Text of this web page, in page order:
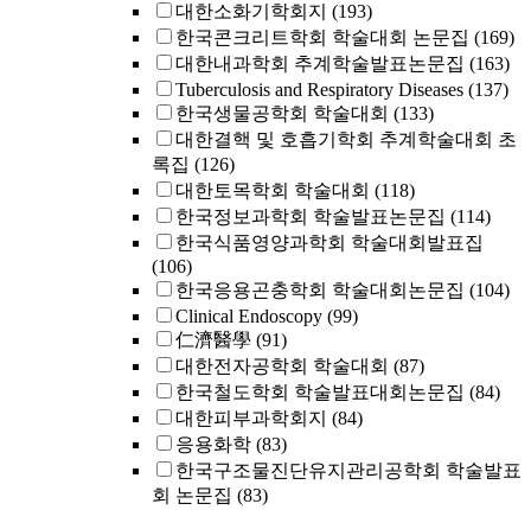
대한소화기학회지 (193)
한국콘크리트학회 학술대회 논문집 (169)
대한내과학회 추계학술발표논문집 (163)
Tuberculosis and Respiratory Diseases (137)
한국생물공학회 학술대회 (133)
대한결핵 및 호흡기학회 추계학술대회 초
록집 (126)
대한토목학회 학술대회 (118)
한국정보과학회 학술발표논문집 (114)
한국식품영양과학회 학술대회발표집
(106)
한국응용곤충학회 학술대회논문집 (104)
Clinical Endoscopy (99)
仁濟醫學 (91)
대한전자공학회 학술대회 (87)
한국철도학회 학술발표대회논문집 (84)
대한피부과학회지 (84)
응용화학 (83)
한국구조물진단유지관리공학회 학술발표
회 논문집 (83)